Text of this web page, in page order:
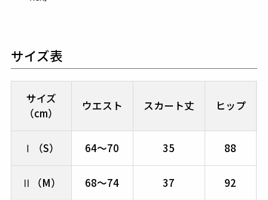
サイズ表
サイズ
（cm）
ウエスト スカート丈 ヒップ
Ⅰ（S） 64～70 35 88
Ⅱ（M） 68～74 37 92